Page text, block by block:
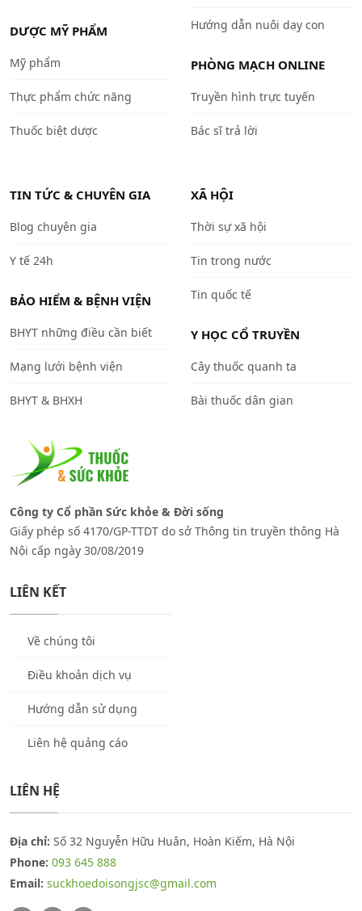
DƯỢC MỸ PHẨM
Mỹ phẩm
Thực phẩm chức năng
Thuốc biệt dược
Hướng dẫn nuôi dạy con
PHÒNG MẠCH ONLINE
Truyền hình trực tuyến
Bác sĩ trả lời
TIN TỨC & CHUYÊN GIA
Blog chuyên gia
Y tế 24h
BẢO HIỂM & BỆNH VIỆN
BHYT những điều cần biết
Mạng lưới bệnh viện
BHYT & BHXH
XÃ HỘI
Thời sự xã hội
Tin trong nước
Tin quốc tế
Y HỌC CỔ TRUYỀN
Cây thuốc quanh ta
Bài thuốc dân gian
Công ty Cổ phần Sức khỏe & Đời sống
Giấy phép số 4170/GP-TTDT do sở Thông tin truyền thông Hà
Nội cấp ngày 30/08/2019
LIÊN KẾT
Về chúng tôi
Điều khoản dịch vụ
Hướng dẫn sử dụng
Liên hệ quảng cáo
LIÊN HỆ
Địa chỉ: Số 32 Nguyễn Hữu Huân, Hoàn Kiếm, Hà Nội
Phone: 093 645 888
Email: suckhoedoisongjsc@gmail.com